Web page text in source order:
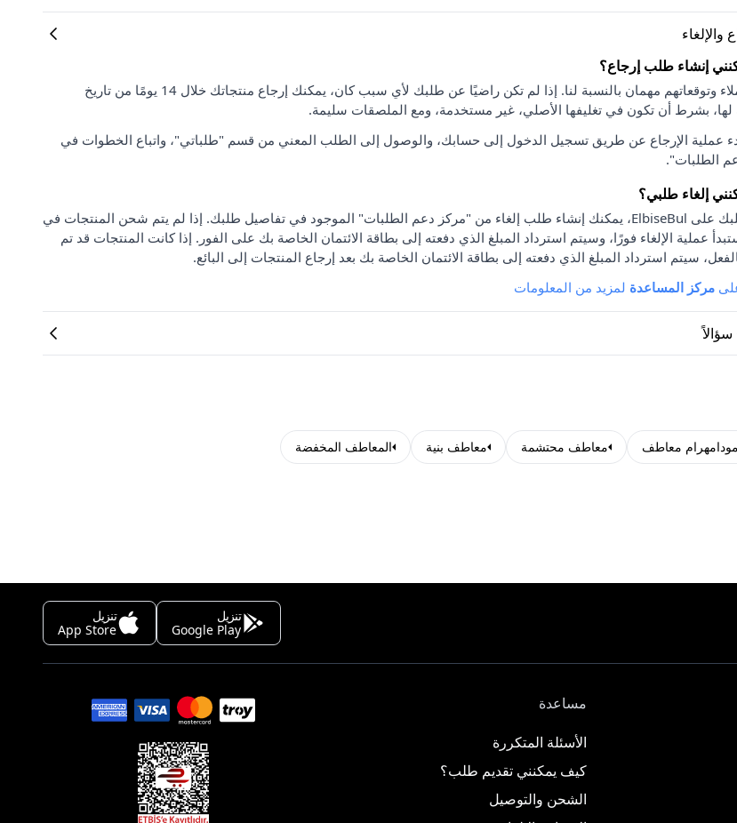
والإلغاء
إنشاء طلب إرجاع؟
رضا العملاء وتوقعاتهم مهمان بالنسبة لنا. إذا لم تكن راضيًا عن طلبك لأي سبب كان، يمكنك إرجاع منتجاتك خلال 14 يومًا من تاريخ
لها، بشرط أن تكون في تغليفها الأصلي، غير مستخدمة، ومع الملصقات سليمة.
عملية الإرجاع عن طريق تسجيل الدخول إلى حسابك، والوصول إلى الطلب المعني من قسم "طلباتي"، واتباع الخطوات في
الطلبات".
إلغاء طلبي؟
لإلغاء طلبك على ElbiseBul، يمكنك إنشاء طلب إلغاء من "مركز دعم الطلبات" الموجود في تفاصيل طلبك. إذا لم يتم شحن المنتجات في
عملية الإلغاء فورًا، وسيتم استرداد المبلغ الذي دفعته إلى بطاقة الائتمان الخاصة بك على الفور. إذا كانت المنتجات قد تم
سيتم استرداد المبلغ الذي دفعته إلى بطاقة الائتمان الخاصة بك بعد إرجاع المنتجات إلى البائع.
مركز المساعدة لمزيد من المعلومات
مودامهرام معاطف معاطف محتشمة معاطف بنية المعاطف المخفضة
تنزيل
Google Play
تنزيل
App Store
مساعدة
الأسئلة المتكررة
كيف يمكنني تقديم طلب؟
الشحن والتوصيل